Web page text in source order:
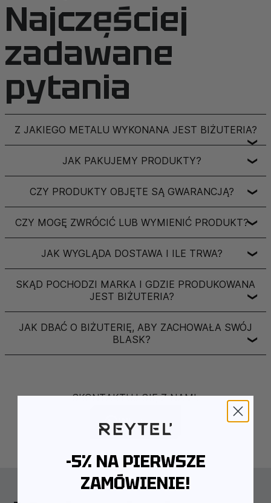
Najczęściej
zadawane
pytania
Z JAKIEGO METALU WYKONANA JEST BIŻUTERIA?
❯
JAK PAKUJEMY PRODUKTY? ❯
CZY PRODUKTY OBJĘTE SĄ GWARANCJĄ? ❯
CZY MOGĘ ZWRÓCIĆ LUB WYMIENIĆ PRODUKT?❯
JAK WYGLĄDA DOSTAWA I ILE TRWA? ❯
SKĄD POCHODZI MARKA I GDZIE PRODUKOWANA
JEST BIŻUTERIA?
❯
JAK DBAĆ O BIŻUTERIĘ, ABY ZACHOWAŁA SWÓJ
BLASK?
❯
SKONTAKTUJ SIĘ Z NAMI:
Whatsapp
-5% NA PIERWSZE
ZAMÓWIENIE!